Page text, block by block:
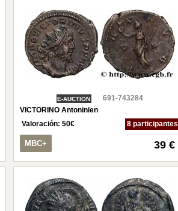
E-AUCTION
691-743284
VICTORINO Antoninien
Valoración:50€ 8 participantes
MBC+ 39 €